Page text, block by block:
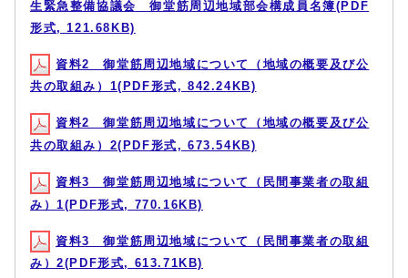
生緊急整備協議会 御堂筋周辺地域部会構成員名簿(PDF
形式, 121.68KB)
資料2 御堂筋周辺地域について（地域の概要及び公
共の取組み）1(PDF形式, 842.24KB)
資料2 御堂筋周辺地域について（地域の概要及び公
共の取組み）2(PDF形式, 673.54KB)
資料3 御堂筋周辺地域について（民間事業者の取組
み）1(PDF形式, 770.16KB)
資料3 御堂筋周辺地域について（民間事業者の取組
み）2(PDF形式, 613.71KB)